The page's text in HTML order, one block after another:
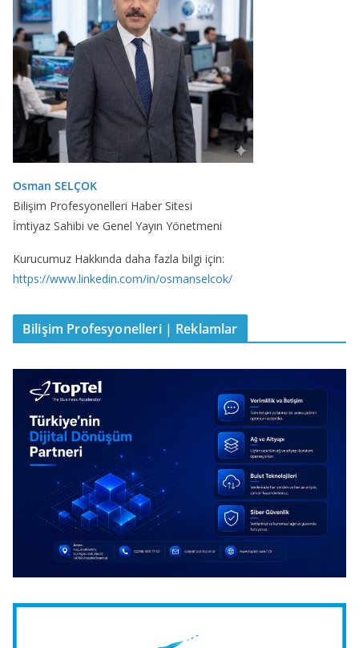
Osman SELÇOK
Bilişim Profesyonelleri Haber Sitesi
İmtiyaz Sahibi ve Genel Yayın Yönetmeni
Kurucumuz Hakkında daha fazla bilgi için:
https://www.linkedin.com/in/osmanselcok/
Bilişim Profesyonelleri | Reklamlar